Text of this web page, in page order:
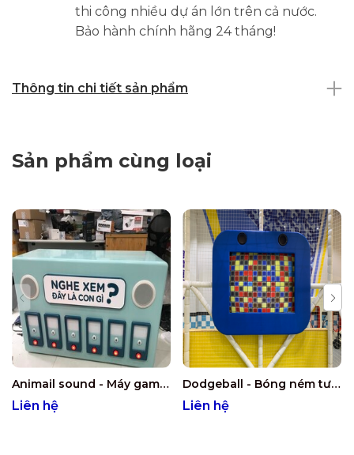
thi công nhiều dự án lớn trên cả nước.
Bảo hành chính hãng 24 tháng!
Thông tin chi tiết sản phẩm
Sản phẩm cùng loại
Animail sound - Máy game tiếng con vật (cài đặt theo yêu cầu)
Liên hệ
Dodgeball - Bóng ném tương tác
Liên hệ